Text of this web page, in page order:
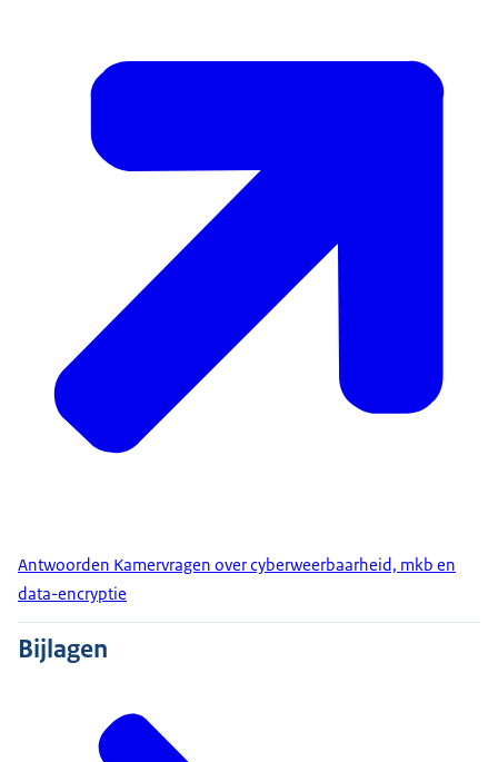
Antwoorden Kamervragen over cyberweerbaarheid, mkb en
data-encryptie
Bijlagen